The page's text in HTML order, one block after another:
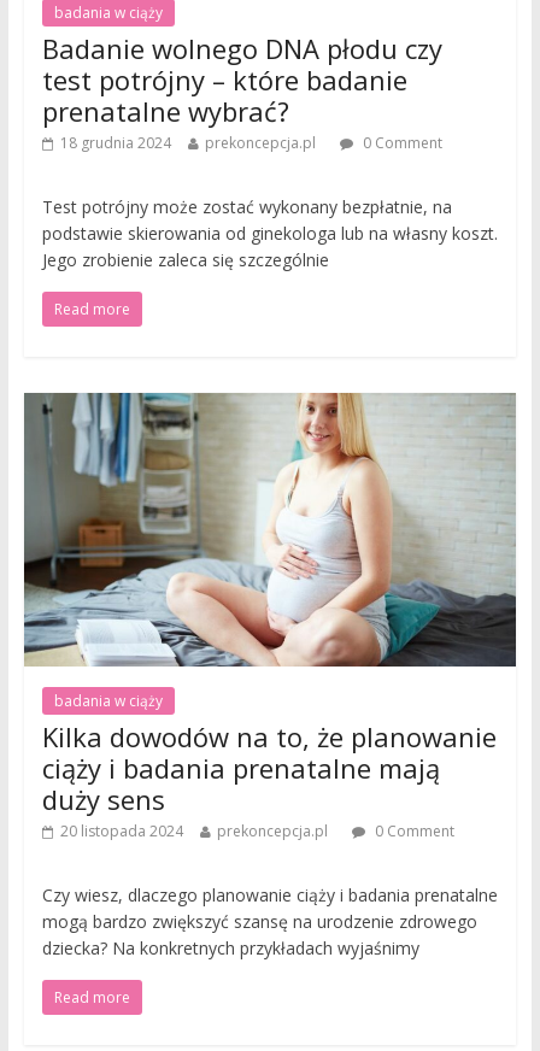
badania w ciąży
Badanie wolnego DNA płodu czy
test potrójny – które badanie
prenatalne wybrać?
18 grudnia 2024 prekoncepcja.pl 0 Comment
Test potrójny może zostać wykonany bezpłatnie, na
podstawie skierowania od ginekologa lub na własny koszt.
Jego zrobienie zaleca się szczególnie
Read more
badania w ciąży
Kilka dowodów na to, że planowanie
ciąży i badania prenatalne mają
duży sens
20 listopada 2024 prekoncepcja.pl 0 Comment
Czy wiesz, dlaczego planowanie ciąży i badania prenatalne
mogą bardzo zwiększyć szansę na urodzenie zdrowego
dziecka? Na konkretnych przykładach wyjaśnimy
Read more